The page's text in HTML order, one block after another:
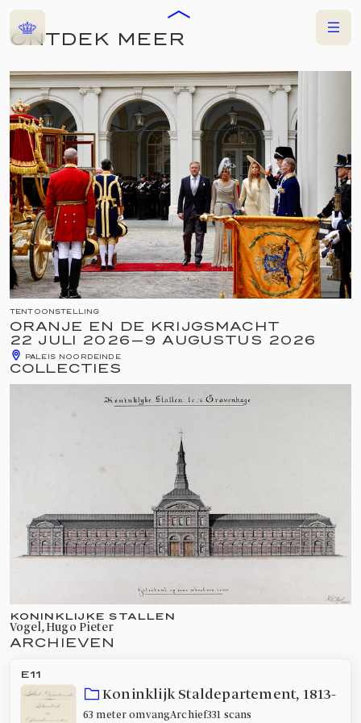
Home Menu
ONTDEK MEER
TENTOONSTELLING
ORANJE EN DE KRIJGSMACHT
22 JULI 2026 — 9 AUGUSTUS 2026
PALEIS NOORDEINDE
COLLECTIES
KONINKLIJKE STALLEN
Vogel, Hugo Pieter
ARCHIEVEN
E11
Koninklijk Staldepartement,1813-
63 meteromvangArchief331 scans